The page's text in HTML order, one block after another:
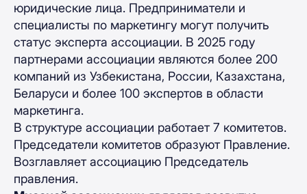
юридические лица. Предприниматели и
специалисты по маркетингу могут получить
статус эксперта ассоциации. В 2025 году
партнерами ассоциации являются более 200
компаний из Узбекистана, России, Казахстана,
Беларуси и более 100 экспертов в области
маркетинга.
В структуре ассоциации работает 7 комитетов.
Председатели комитетов образуют Правление.
Возглавляет ассоциацию Председатель
правления.